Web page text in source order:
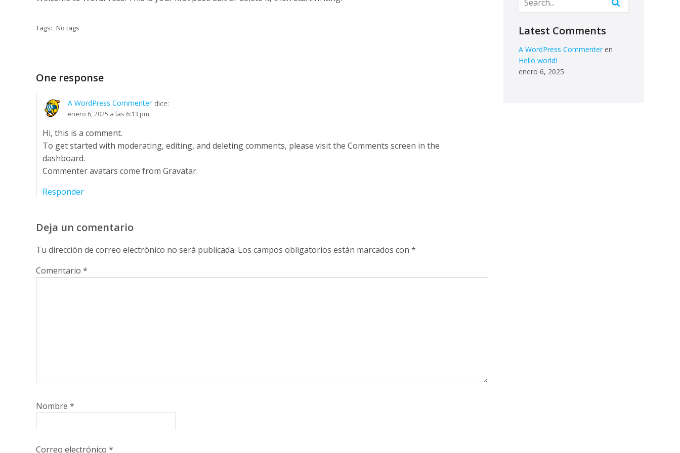
Tags: No tags
One response
A WordPress Commenter dice:
enero 6, 2025 a las 6:13 pm
Hi, this is a comment.
To get started with moderating, editing, and deleting comments, please visit the Comments screen in the
dashboard.
Commenter avatars come from Gravatar.
Responder
Deja un comentario
Tu dirección de correo electrónico no será publicada. Los campos obligatorios están marcados con *
Comentario *
Nombre *
Correo electrónico *
Latest Comments
A WordPress Commenter en
Hello world!
enero 6, 2025